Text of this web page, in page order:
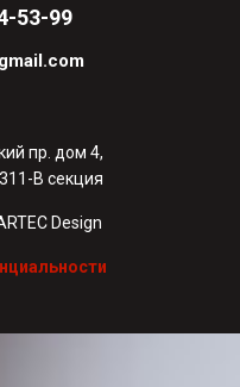
53-99
пр. дом 4,
В секция
Design